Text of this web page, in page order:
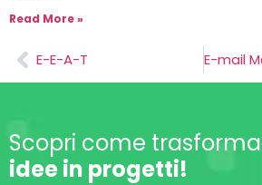
Read More »
E-E-A-T
Scopri come
idee in progetti!